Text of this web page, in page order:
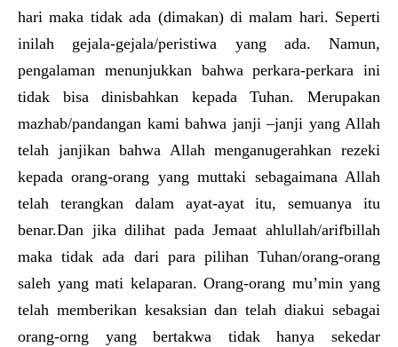
hari maka tidak ada (dimakan) di malam hari. Seperti
inilah gejala-gejala/peristiwa yang ada. Namun,
pengalaman menunjukkan bahwa perkara-perkara ini
tidak bisa dinisbahkan kepada Tuhan. Merupakan
mazhab/pandangan kami bahwa janji –janji yang Allah
telah janjikan bahwa Allah menganugerahkan rezeki
kepada orang-orang yang muttaki sebagaimana Allah
telah terangkan dalam ayat-ayat itu, semuanya itu
benar.Dan jika dilihat pada Jemaat ahlullah/arifbillah
maka tidak ada dari para pilihan Tuhan/orang-orang
saleh yang mati kelaparan. Orang-orang mu’min yang
telah memberikan kesaksian dan telah diakui sebagai
orang-orng yang bertakwa tidak hanya sekedar